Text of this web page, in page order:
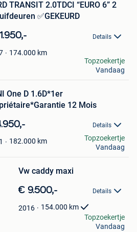
TRANSIT 2.0TDCI “EURO 6” 2
✅GEKEURD
Details
174.000 km
Topzoekertje
Vandaag
One D 1.6D*1er
12 Mois
Details
182.000 km
Topzoekertje
Vandaag
Vw caddy maxi
€ 9.500,- Details
2016 154.000 km
Topzoekertje
Vandaag